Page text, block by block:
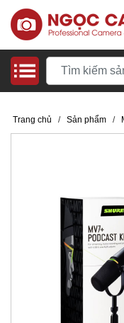
Trang chủ / Sản phẩm /